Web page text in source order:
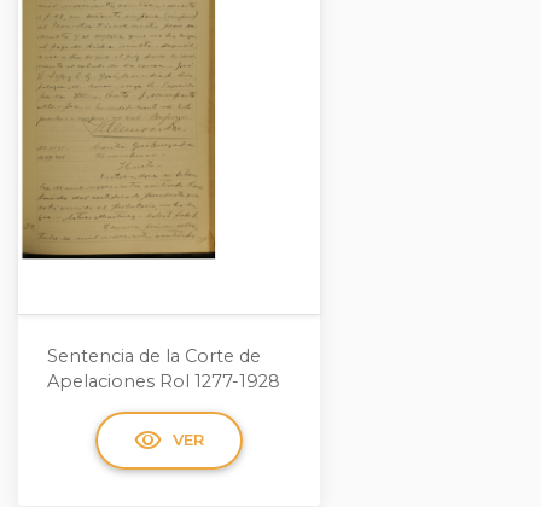
Sentencia de la Corte de
Apelaciones Rol 1277-1928
visibility VER